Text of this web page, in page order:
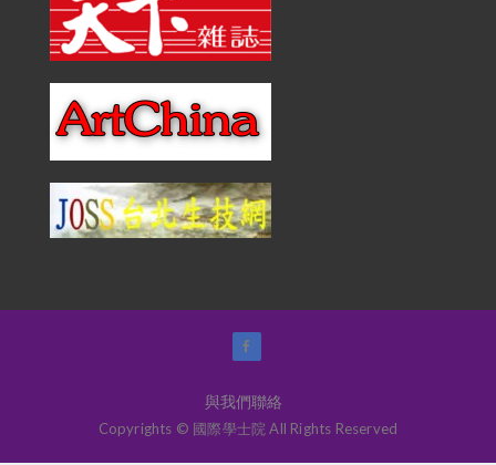
與我們聯絡
Copyrights © 國際學士院 All Rights Reserved